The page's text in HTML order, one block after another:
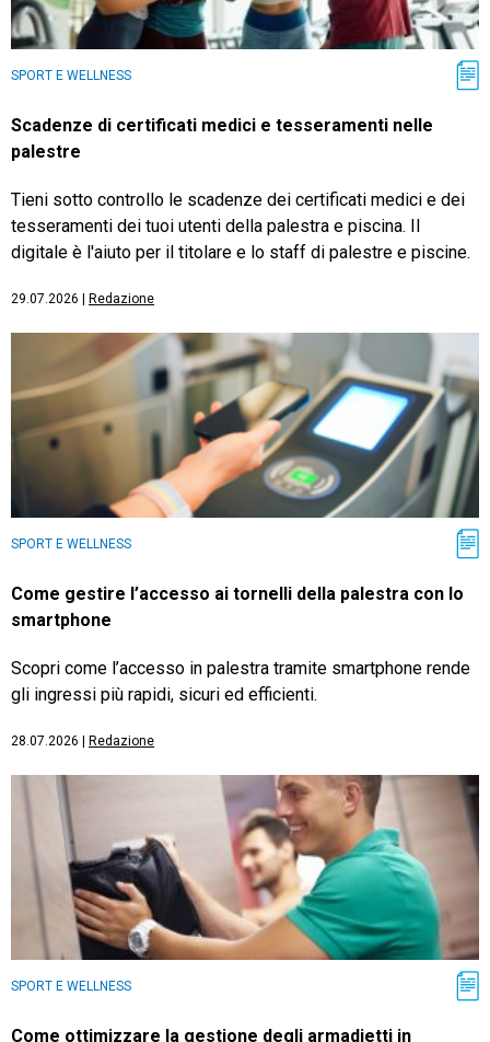
SPORT E WELLNESS
Scadenze di certificati medici e tesseramenti nelle
palestre
Tieni sotto controllo le scadenze dei certificati medici e dei
tesseramenti dei tuoi utenti della palestra e piscina. Il
digitale è l'aiuto per il titolare e lo staff di palestre e piscine.
29.07.2026 Redazione
SPORT E WELLNESS
Come gestire l’accesso ai tornelli della palestra con lo
smartphone
Scopri come l’accesso in palestra tramite smartphone rende
gli ingressi più rapidi, sicuri ed efficienti.
28.07.2026 Redazione
SPORT E WELLNESS
Come ottimizzare la gestione degli armadietti in